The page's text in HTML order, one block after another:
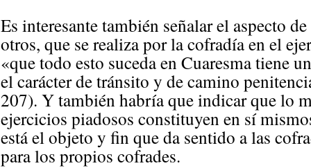
Es interesante también señalar el aspecto
otros, que se realiza por la cofradía en el
«que todo esto suceda en Cuaresma tiene
el carácter de tránsito y de camino
207). Y también habría que indicar que lo
ejercicios piadosos constituyen en sí
está el objeto y fin que da sentido a las
para los propios cofrades.